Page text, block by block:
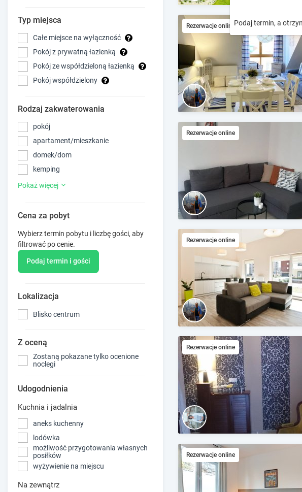
e
y
t
o
i
n
t
e
r
a
i
t
e
c
a
l
e
n
d
a
r
a
n
d
c
t
a
d
a
t
Podaj termin, a
Typ miejsca
Całe miejsce na wyłączność
Pokój z prywatną łazienką
Pokój ze współdzieloną łazienką
Pokój współdzielony
Rodzaj zakwaterowania
pokój
apartament/mieszkanie
domek/dom
kemping
Pokaż więcej
Cena za pobyt
Wybierz termin pobytu i liczbę gości, aby
filtrować po cenie.
Podaj termin i gości
Lokalizacja
Blisko centrum
Z oceną
Zostaną pokazane tylko ocenione
noclegi
Udogodnienia
Kuchnia i jadalnia
aneks kuchenny
lodówka
możliwość przygotowania własnych
posiłków
wyżywienie na miejscu
Na zewnątrz
Rezerwacje online
Rezerwacje online
Rezerwacje online
Rezerwacje online
Rezerwacje online